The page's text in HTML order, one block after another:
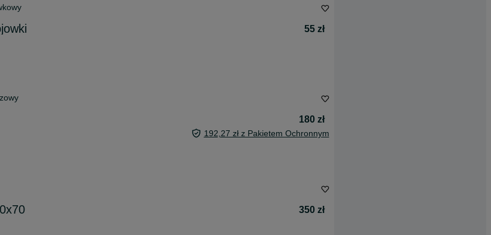
55 zł
180 zł
192,27 zł z Pakietem Ochronnym
350 zł